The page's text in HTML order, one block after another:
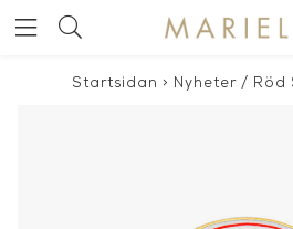
Startsidan > Nyheter / Röd